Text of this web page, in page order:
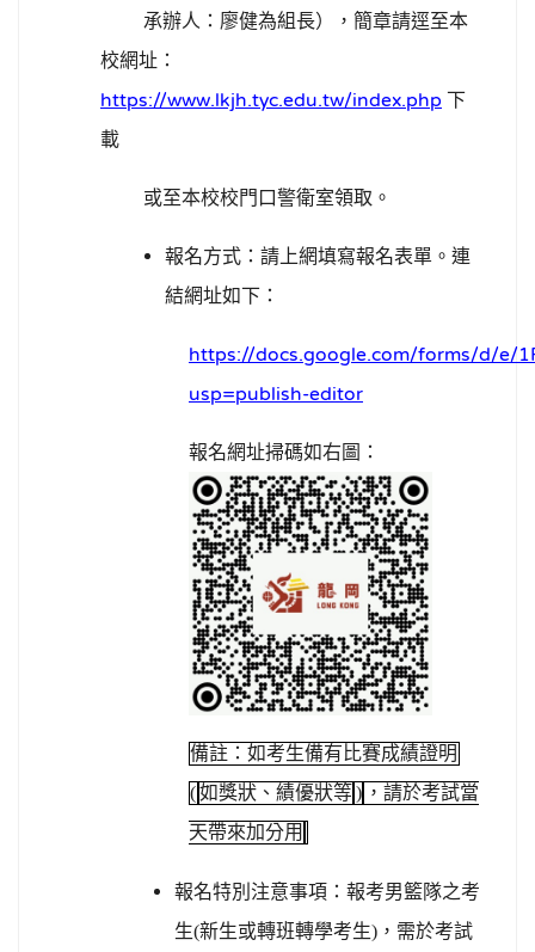
承辦人：廖健為組長），簡章請逕至本
校網址：
https://www.lkjh.tyc.edu.tw/index.php 下
載
或至本校校門口警衛室領取。
報名方式：請上網填寫報名表單。連
結網址如下：
https://docs.google.com/forms/d/e/
usp=publish-editor
報名網址掃碼如右圖：
備註：如考生備有比賽成績證明
(如獎狀、績優狀等 ) ，請於考試當
天帶來加分用
報名特別注意事項：報考男籃隊之考
生(新生或轉班轉學考生) ，需於考試